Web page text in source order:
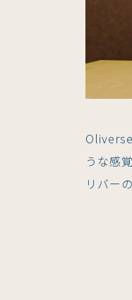
うな感
リバー